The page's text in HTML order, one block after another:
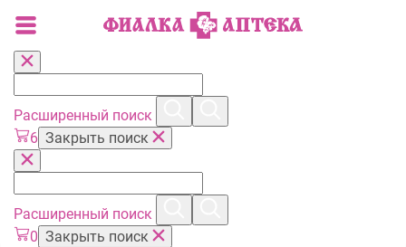
Расширенный поиск
6 Закрыть поиск
Расширенный поиск
0 Закрыть поиск